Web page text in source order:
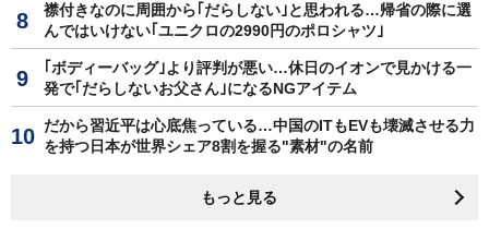
襟付きなのに周囲から｢だらしない｣と思われる…帰省の際に選
んではいけない｢ユニクロの2990円のポロシャツ｣
｢ボディーバッグ｣より評判が悪い…休日のイオンで見かける一
発で｢だらしないお父さん｣になるNGアイテム
だから習近平は心底焦っている…中国のITもEVも壊滅させる力
を持つ日本が世界シェア8割を握る"素材"の名前
もっと見る